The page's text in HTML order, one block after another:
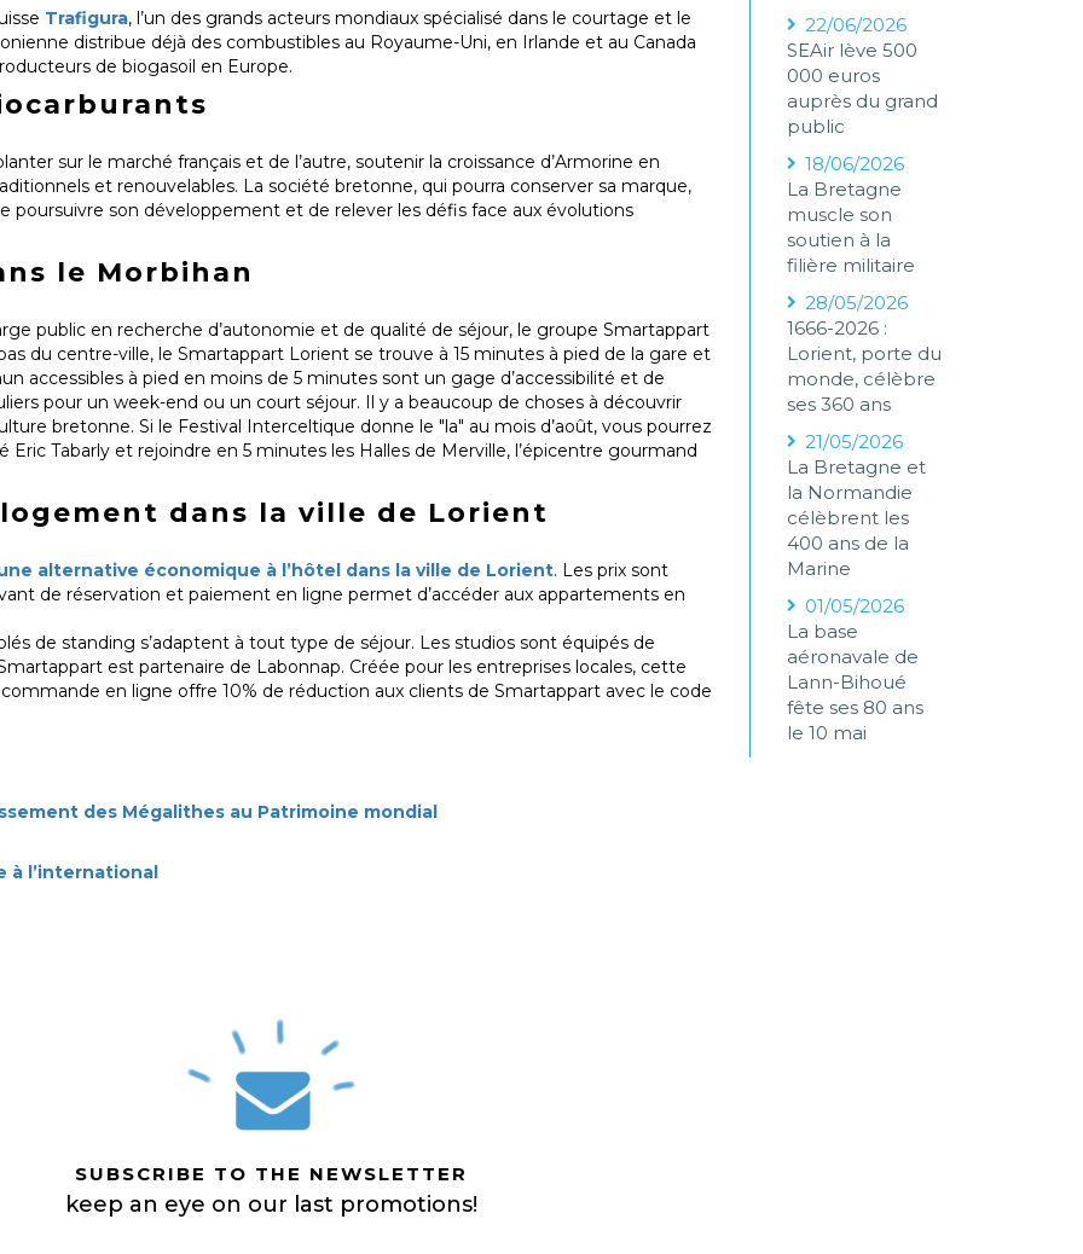
Trafigura, l’un des grands acteurs mondiaux spécialisé dans le courtage et le
distribue déjà des combustibles au Royaume-Uni, en Irlande et au Canada
de biogasoil en Europe.
sur le marché français et de l’autre, soutenir la croissance d’Armorine en
et renouvelables. La société bretonne, qui pourra conserver sa marque,
son développement et de relever les défis face aux évolutions
le Morbihan
public en recherche d’autonomie et de qualité de séjour, le groupe Smartappart
du centre-ville, le Smartappart Lorient se trouve à 15 minutes à pied de la gare et
accessibles à pied en moins de 5 minutes sont un gage d’accessibilité et de
pour un week-end ou un court séjour. Il y a beaucoup de choses à découvrir
bretonne. Si le Festival Interceltique donne le "la" au mois d’août, vous pourrez
Tabarly et rejoindre en 5 minutes les Halles de Merville, l’épicentre gourmand
dans la ville de Lorient
alternative économique à l’hôtel dans la ville de Lorient. Les prix sont
de réservation et paiement en ligne permet d’accéder aux appartements en
de standing s’adaptent à tout type de séjour. Les studios sont équipés de
est partenaire de Labonnap. Créée pour les entreprises locales, cette
en ligne offre 10% de réduction aux clients de Smartappart avec le code
des Mégalithes au Patrimoine mondial
à l’international
22/06/2026
SEAir lève 500
000 euros
auprès du grand
public
18/06/2026
La Bretagne
muscle son
soutien à la
filière militaire
28/05/2026
1666-2026 :
Lorient, porte du
monde, célèbre
ses 360 ans
21/05/2026
La Bretagne et
la Normandie
célèbrent les
400 ans de la
Marine
01/05/2026
La base
aéronavale de
Lann-Bihoué
fête ses 80 ans
le 10 mai
SUBSCRIBE TO THE NEWSLETTER
keep an eye on our last promotions!